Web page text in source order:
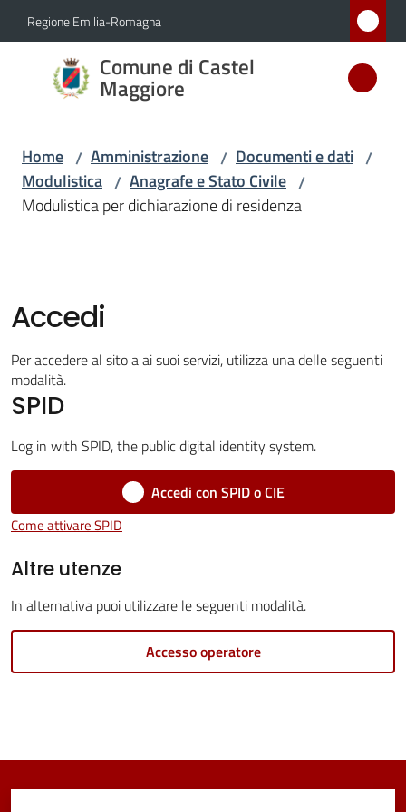
Vai al contenuto
Vai alla navigazione
Vai al footer
Regione Emilia-Romagna
Comune di Castel
Maggiore
Comune
di Castel
D'ARGENTO
AL MERITO
CIVILE
Menu selezionato
Servizi
Vivere
Amministrazione
Trasparente
Tutti
Home / Amministrazione / Documenti e dati /
Modulistica / Anagrafe e Stato Civile /
Modulistica per dichiarazione di residenza
Accedi
Per accedere al sito a ai suoi servizi, utilizza una delle seguenti
modalità.
SPID
Log in with SPID, the public digital identity system.
Accedi con SPID o CIE
Come attivare SPID
Altre utenze
In alternativa puoi utilizzare le seguenti modalità.
Accesso operatore